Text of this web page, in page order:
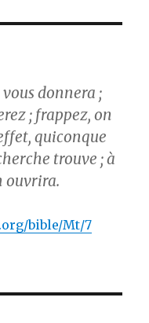
donnera ;
; frappez, on
quiconque
trouve ; à
ouvrira.
bible/Mt/7